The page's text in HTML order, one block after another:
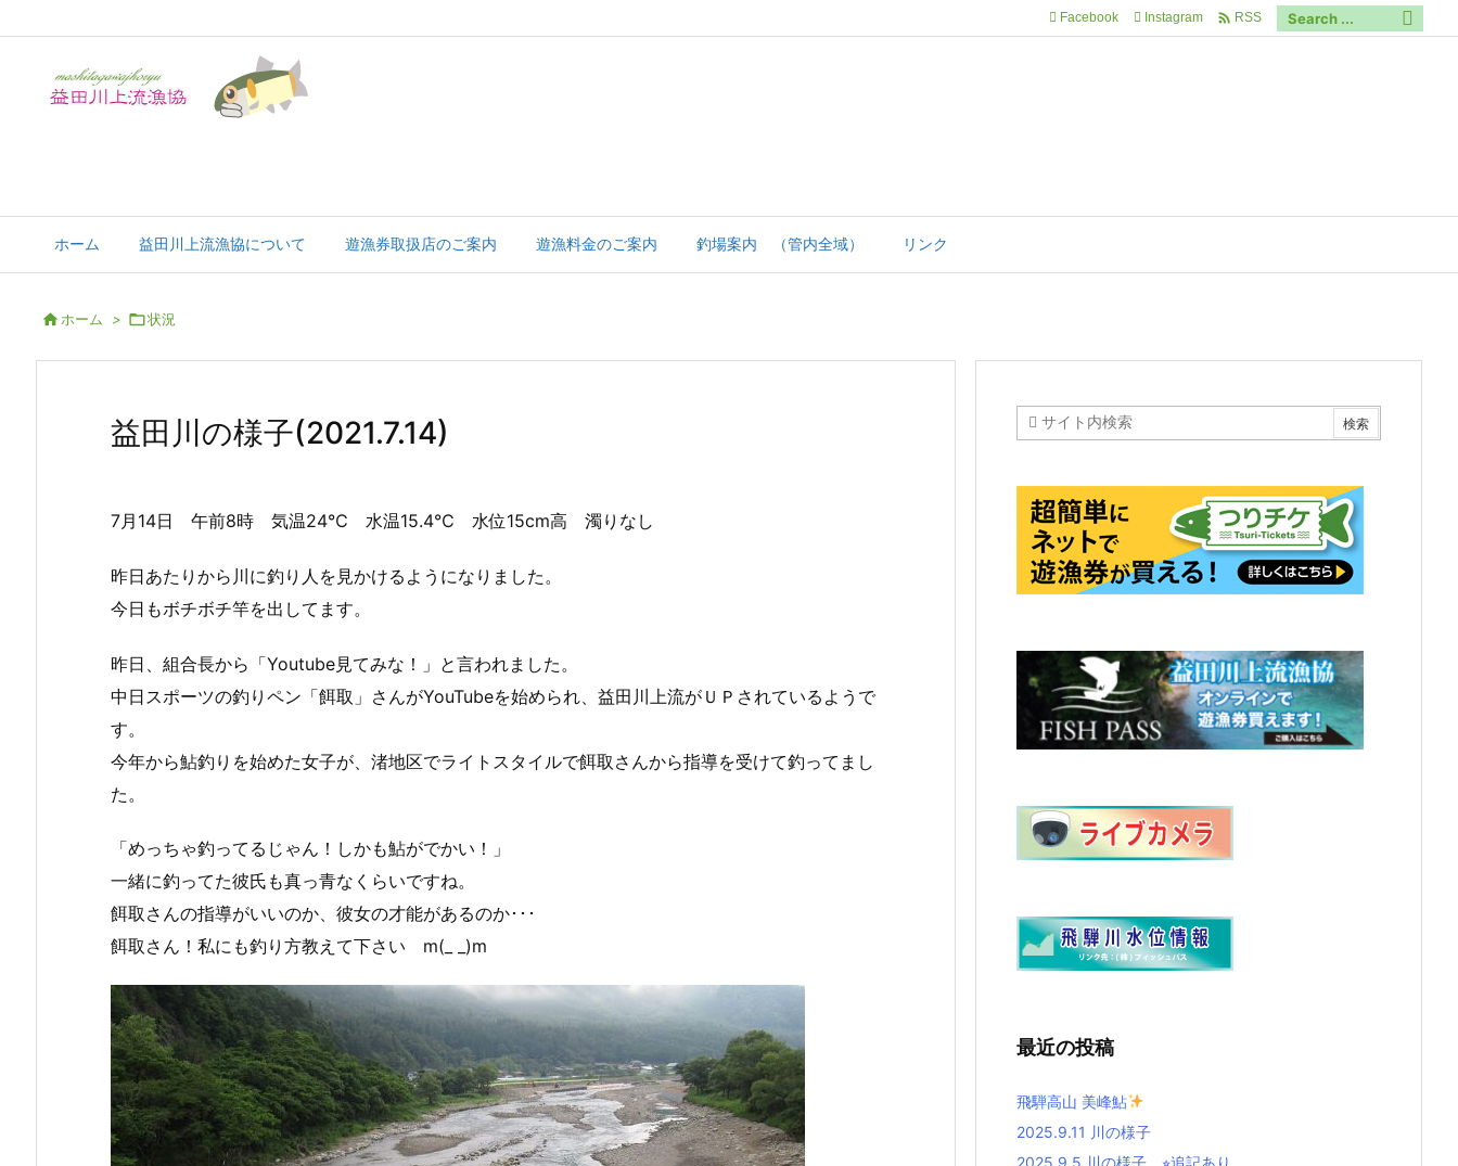
ホーム 益田川上流漁協について 遊漁券取扱店のご案内 遊漁料金のご案内 釣場案内 （管内全域） リンク
Facebook Instagram  RSS
 ホーム > 状況
益田川の様子(2021.7.14)
7月14日 午前8時 気温24℃ 水温15.4℃ 水位15cm高 濁りなし
昨日あたりから川に釣り人を見かけるようになりました。
今日もボチボチ竿を出してます。
昨日、組合長から「Youtube見てみな！」と言われました。
中日スポーツの釣りペン「餌取」さんがYouTubeを始められ、益田川上流がＵＰされているようで
す。
今年から鮎釣りを始めた女子が、渚地区でライトスタイルで餌取さんから指導を受けて釣ってまし
た。
「めっちゃ釣ってるじゃん！しかも鮎がでかい！」
一緒に釣ってた彼氏も真っ青なくらいですね。
餌取さんの指導がいいのか、彼女の才能があるのか･･･
餌取さん！私にも釣り方教えて下さい m(_ _)m
最近の投稿
飛騨高山 美峰鮎
2025.9.11 川の様子
2025.9.5 川の様子 ⭐︎追記あり